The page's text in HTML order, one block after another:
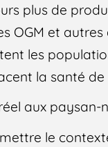
plus de
OGM et
les
la santé de
aux paysan-
le